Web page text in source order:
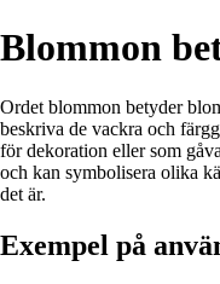
Blommon
Ordet blommon betyder
beskriva de vackra och
för dekoration eller som
och kan symbolisera olika
det är.
Exempel på